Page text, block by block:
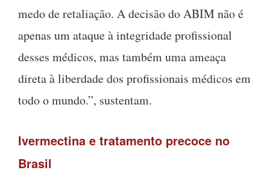
medo de retaliação. A decisão do ABIM não é
apenas um ataque à integridade profissional
desses médicos, mas também uma ameaça
direta à liberdade dos profissionais médicos em
todo o mundo.”, sustentam.
Ivermectina e tratamento precoce no
Brasil